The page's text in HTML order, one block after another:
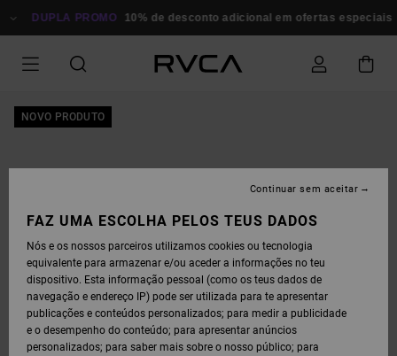
PARA DUPLA PROMO 10% de desconto adicional em ofertas especiais
NOVO PRODUTO
FAZ UMA ESCOLHA PELOS TEUS DADOS
Nós e os nossos parceiros utilizamos cookies ou tecnologia
equivalente para armazenar e/ou aceder a informações no teu
dispositivo. Esta informação pessoal (como os teus dados de
navegação e endereço IP) pode ser utilizada para te apresentar
publicações e conteúdos personalizados; para medir a publicidade
e o desempenho do conteúdo; para apresentar anúncios
personalizados; para saber mais sobre o nosso público; para
Continuar sem aceitar